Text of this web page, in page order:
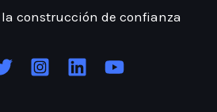
la construcción de confianza